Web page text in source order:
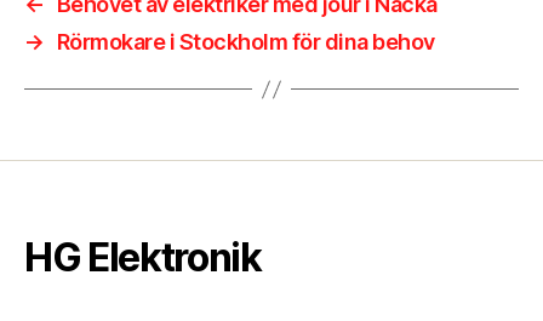
→
Rörmokare i Stockholm för dina behov
HG Elektronik